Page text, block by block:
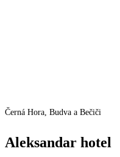
Černá Hora, Budva a Bečiči
Aleksandar hotel